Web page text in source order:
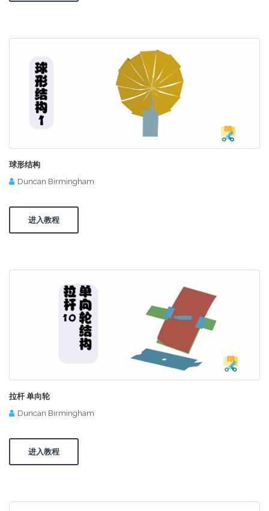
球形结构
Duncan Birmingham
进入教程
拉杆 单向轮
Duncan Birmingham
进入教程